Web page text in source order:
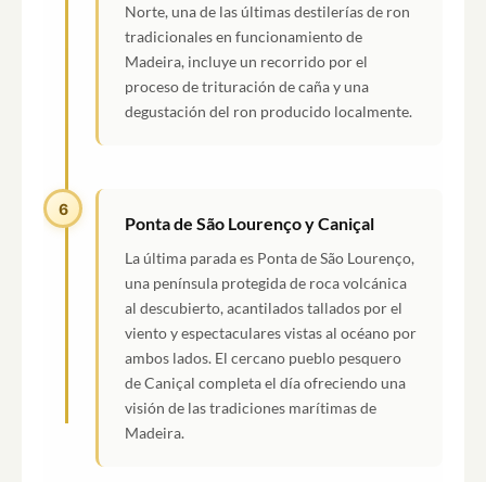
Norte, una de las últimas destilerías de ron
tradicionales en funcionamiento de
Madeira, incluye un recorrido por el
proceso de trituración de caña y una
degustación del ron producido localmente.
6
Ponta de São Lourenço y Caniçal
La última parada es Ponta de São Lourenço,
una península protegida de roca volcánica
al descubierto, acantilados tallados por el
viento y espectaculares vistas al océano por
ambos lados. El cercano pueblo pesquero
de Caniçal completa el día ofreciendo una
visión de las tradiciones marítimas de
Madeira.